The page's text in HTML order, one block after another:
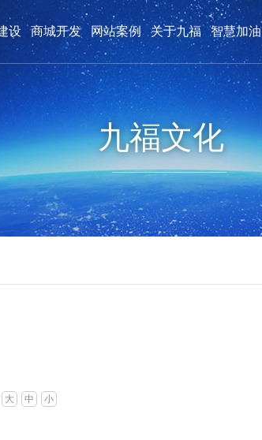
设 商城开发 网站案例
物商城案例 微信平台案例
关于九福
福创始人 九福荣誉 公司动态 人才招聘
智慧加油
九福文化
大 中 小